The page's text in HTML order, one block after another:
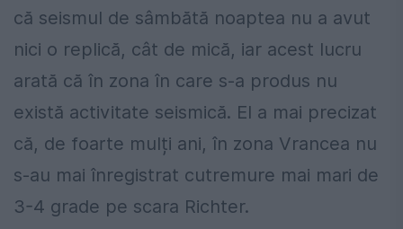
că seismul de sâmbătă noaptea nu a avut
nici o replică, cât de mică, iar acest lucru
arată că în zona în care s-a produs nu
există activitate seismică. El a mai precizat
că, de foarte mulți ani, în zona Vrancea nu
s-au mai înregistrat cutremure mai mari de
3-4 grade pe scara Richter.